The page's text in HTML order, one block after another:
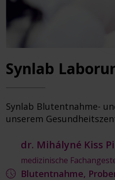
Synlab
Synlab Blutentnahme-
unserem
dr. Mihályné Kiss
medizinische
Blutentnahme,